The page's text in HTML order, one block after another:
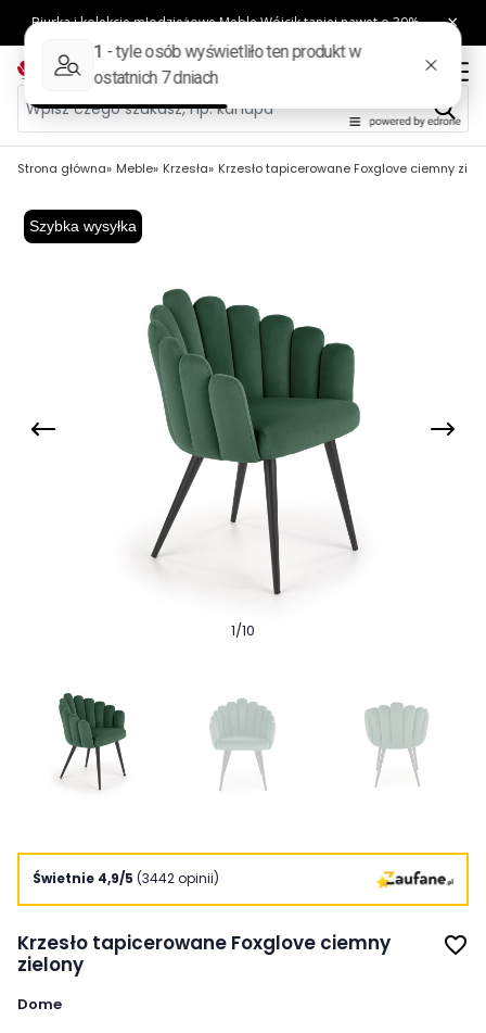
Strona główna Meble Krzesła Krzesło tapicerowane Foxglove ciemny
Szybka wysyłka
1/10
Świetnie 4,9/5 (3442 opinii)
Krzesło tapicerowane Foxglove ciemny
zielony
favorite_border
Dome